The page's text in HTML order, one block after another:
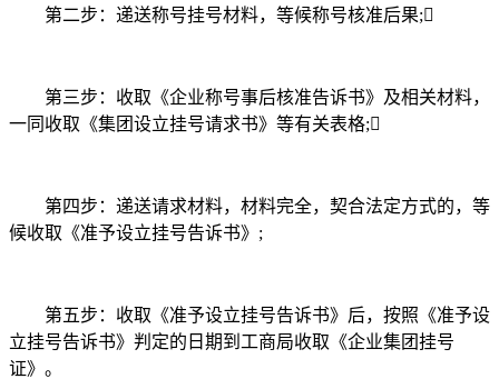
第二步：递送称号挂号材料，等候称号核准后果;
第三步：收取《企业称号事后核准告诉书》及相关材料，
一同收取《集团设立挂号请求书》等有关表格;
第四步：递送请求材料，材料完全，契合法定方式的，等
候收取《准予设立挂号告诉书》;
第五步：收取《准予设立挂号告诉书》后，按照《准予设
立挂号告诉书》判定的日期到工商局收取《企业集团挂号
证》。